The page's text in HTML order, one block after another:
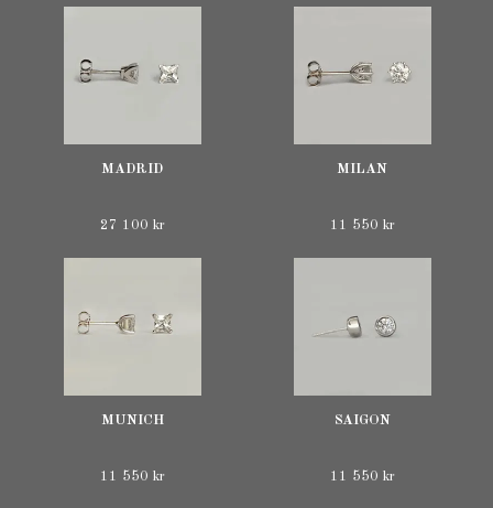
MADRID
27 100 kr
MILAN
11 550 kr
MUNICH
11 550 kr
SAIGON
11 550 kr